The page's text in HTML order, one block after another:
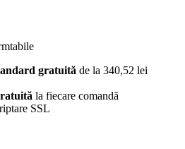
gratuită de la 340,52 lei
la fiecare comandă
SSL